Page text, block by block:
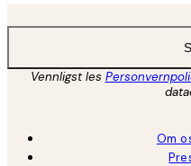
Vennligst les
Om